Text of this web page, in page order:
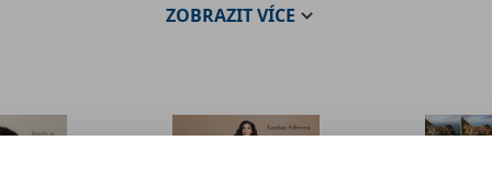
jež je jeho prvotinou.ZOBRAZITVÍCE